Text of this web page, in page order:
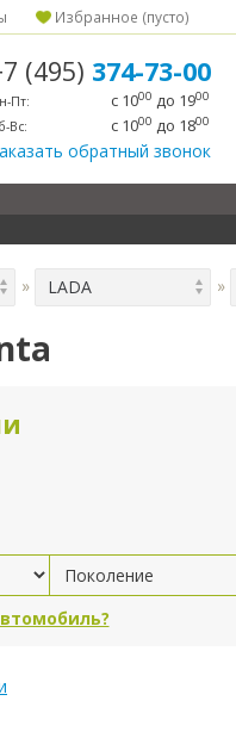
Избранное (пусто)
(495) 374-73-00
Пт: с 1000 до 1900
Вс: с 1000 до 1800
обратный звонок
LADA